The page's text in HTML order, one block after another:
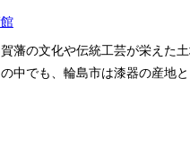
藩の文化や伝統工芸が栄えた
中でも、輪島市は漆器の産地